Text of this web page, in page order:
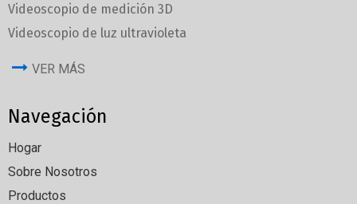
Videoscopio de medición 3D
Videoscopio de luz ultravioleta
VER MÁS
Navegación
Hogar
Sobre Nosotros
Productos